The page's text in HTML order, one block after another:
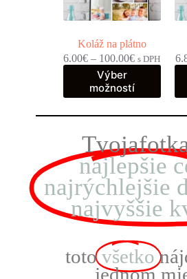
Koláž na plátno
6.00€ – 100.00€ s DPH
Výber
možností
najlepšie
najrýchlejšie
najvyššie
toto všetko
jednom